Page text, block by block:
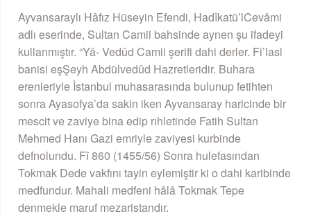
Ayvansaraylı Hâfız Hüseyin Efendi, Hadîkatü’lCevâmi
adlı eserinde, Sultan Camii bahsinde aynen şu ifadeyi
kullanmıştır. “Yâ- Vedûd Camii şerifi dahi derler. Fi’lasl
banisi eşŞeyh Abdülvedûd Hazretleridir. Buhara
erenleriyle İstanbul muhasarasında bulunup fetihten
sonra Ayasofya’da sakin iken Ayvansaray haricinde bir
mescit ve zaviye bina edip rıhletinde Fatih Sultan
Mehmed Hanı Gazi emriyle zaviyesi kurbinde
defnolundu. Fî 860 (1455/56) Sonra hulefasından
Tokmak Dede vakfını tayin eylemiştir ki o dahi karibinde
medfundur. Mahali medfeni hâlâ Tokmak Tepe
denmekle maruf mezaristandır.